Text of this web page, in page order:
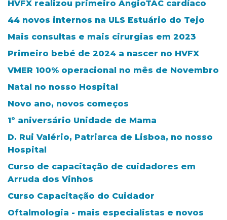
HVFX realizou primeiro AngioTAC cardíaco
44 novos internos na ULS Estuário do Tejo
Mais consultas e mais cirurgias em 2023
Primeiro bebé de 2024 a nascer no HVFX
VMER 100% operacional no mês de Novembro
Natal no nosso Hospital
Novo ano, novos começos
1º aniversário Unidade de Mama
D. Rui Valério, Patriarca de Lisboa, no nosso
Hospital
Curso de capacitação de cuidadores em
Arruda dos Vinhos
Curso Capacitação do Cuidador
Oftalmologia - mais especialistas e novos